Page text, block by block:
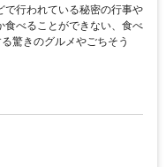
行われている秘密の行事や
べることができない、食べ
驚きのグルメやごちそう